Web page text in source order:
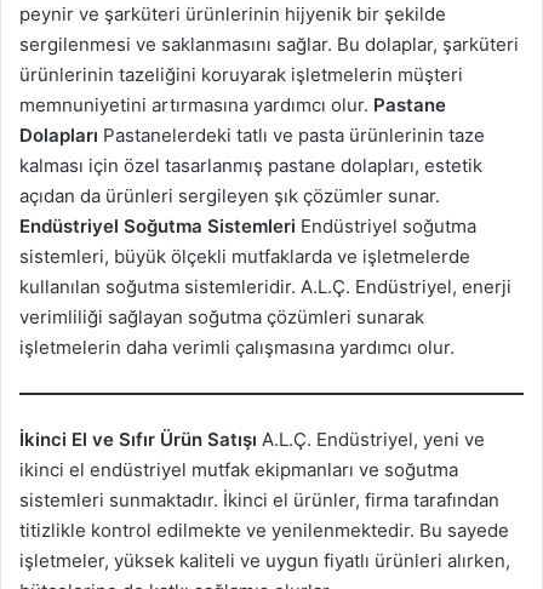
peynir ve şarküteri ürünlerinin hijyenik bir şekilde
sergilenmesi ve saklanmasını sağlar. Bu dolaplar, şarküteri
ürünlerinin tazeliğini koruyarak işletmelerin müşteri
memnuniyetini artırmasına yardımcı olur. Pastane
Dolapları Pastanelerdeki tatlı ve pasta ürünlerinin taze
kalması için özel tasarlanmış pastane dolapları, estetik
açıdan da ürünleri sergileyen şık çözümler sunar.
Endüstriyel Soğutma Sistemleri Endüstriyel soğutma
sistemleri, büyük ölçekli mutfaklarda ve işletmelerde
kullanılan soğutma sistemleridir. A.L.Ç. Endüstriyel, enerji
verimliliği sağlayan soğutma çözümleri sunarak
işletmelerin daha verimli çalışmasına yardımcı olur.
İkinci El ve Sıfır Ürün Satışı A.L.Ç. Endüstriyel, yeni ve
ikinci el endüstriyel mutfak ekipmanları ve soğutma
sistemleri sunmaktadır. İkinci el ürünler, firma tarafından
titizlikle kontrol edilmekte ve yenilenmektedir. Bu sayede
işletmeler, yüksek kaliteli ve uygun fiyatlı ürünleri alırken,